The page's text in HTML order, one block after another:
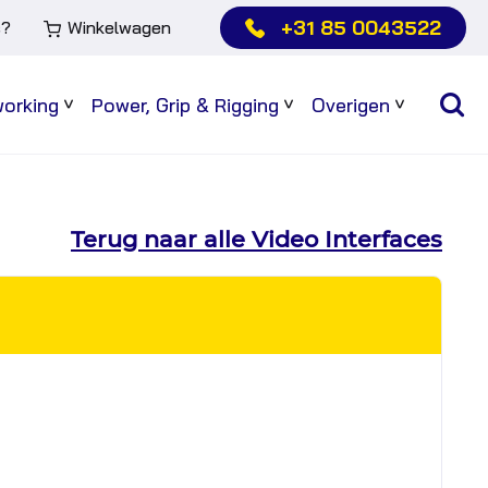
Winkelwagen +31 85 0043522
Sub
Power, Grip & Rigging
Sub
Overigen
Sub
Terug naar alle Video Interfaces